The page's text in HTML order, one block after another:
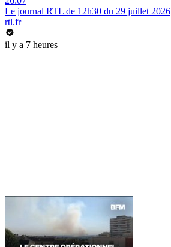
Le journal RTL de 12h30 du 29 juillet 2026
rtl.fr
il y a 7 heures